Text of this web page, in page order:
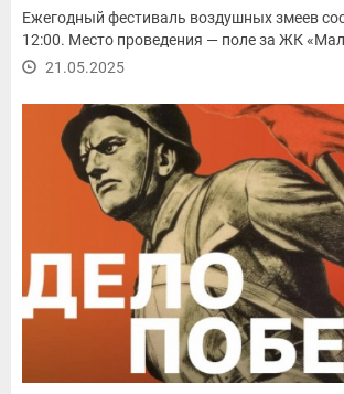
Ежегодный фестиваль воздушных змеев
12:00. Место проведения — поле за ЖК
21.05.2025